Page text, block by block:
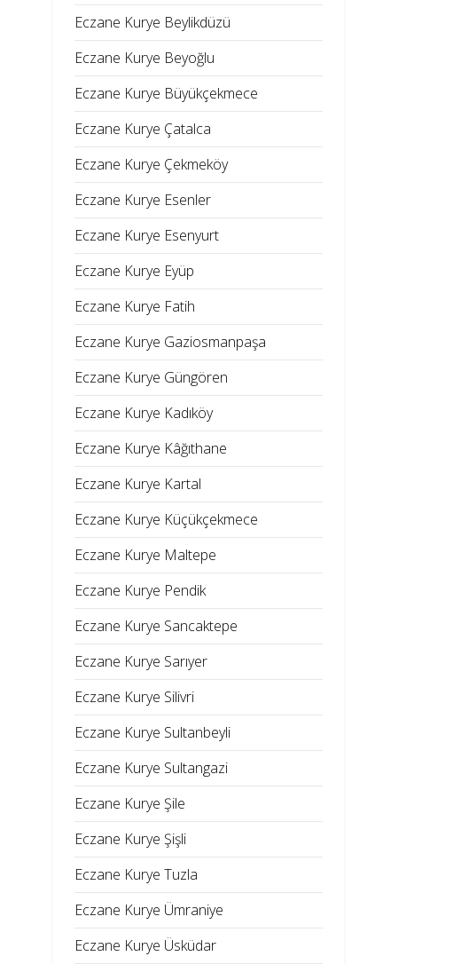
Eczane Kurye Beylikdüzü
Eczane Kurye Beyoğlu
Eczane Kurye Büyükçekmece
Eczane Kurye Çatalca
Eczane Kurye Çekmeköy
Eczane Kurye Esenler
Eczane Kurye Esenyurt
Eczane Kurye Eyüp
Eczane Kurye Fatih
Eczane Kurye Gaziosmanpaşa
Eczane Kurye Güngören
Eczane Kurye Kadıköy
Eczane Kurye Kâğıthane
Eczane Kurye Kartal
Eczane Kurye Küçükçekmece
Eczane Kurye Maltepe
Eczane Kurye Pendik
Eczane Kurye Sancaktepe
Eczane Kurye Sarıyer
Eczane Kurye Silivri
Eczane Kurye Sultanbeyli
Eczane Kurye Sultangazi
Eczane Kurye Şile
Eczane Kurye Şişli
Eczane Kurye Tuzla
Eczane Kurye Ümraniye
Eczane Kurye Üsküdar